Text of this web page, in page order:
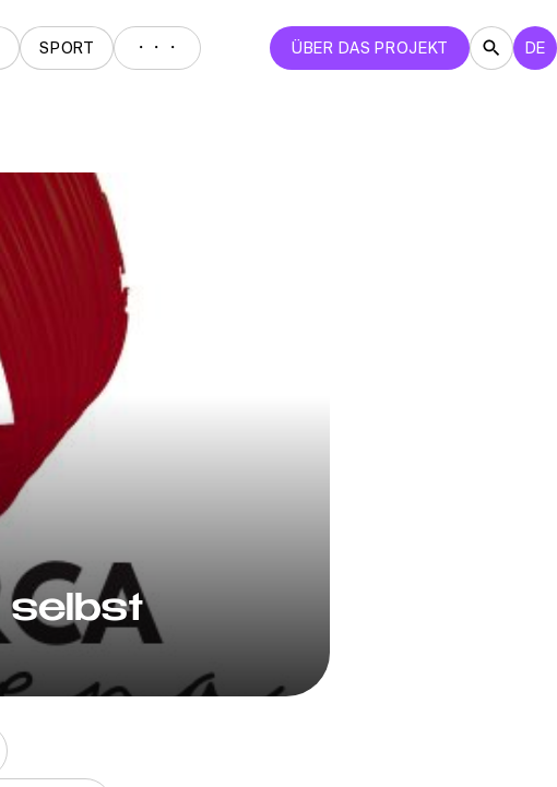
SPORT ・・・ ÜBER DAS PROJEKT DE
selbst